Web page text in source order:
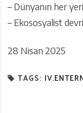
– Dünyanın her
– Ekososyalist
28 Nisan 2025
TAGS: